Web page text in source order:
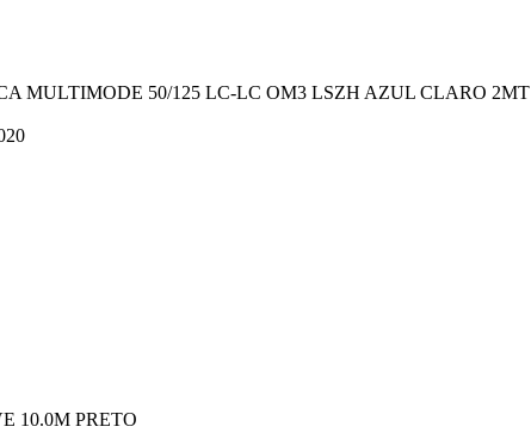
MULTIMODE 50/125 LC-LC OM3 LSZH AZUL CLARO 2MT
10.0M PRETO